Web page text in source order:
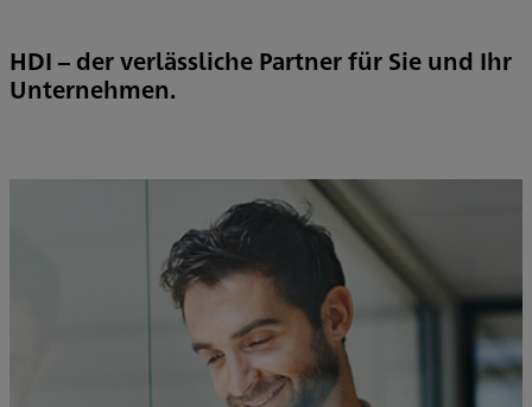
HDI – der verlässliche Partner für Sie und Ihr
Unternehmen.